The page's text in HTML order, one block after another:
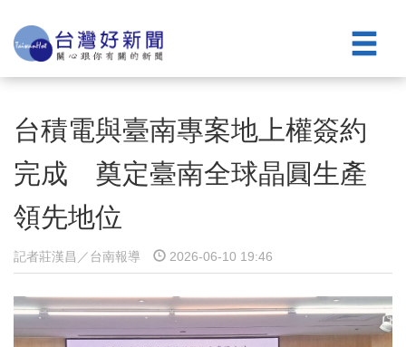
台積電與臺南專案地上權簽約
完成 奠定臺南全球晶圓生產
領先地位
記者莊漢昌／台南報導 2026-06-10 19:46